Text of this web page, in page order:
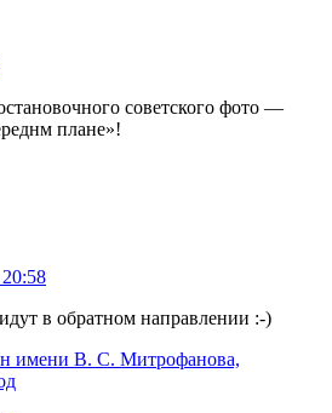
советского фото —
плане»!
в обратном направлении :-)
имени В. С. Митрофанова,